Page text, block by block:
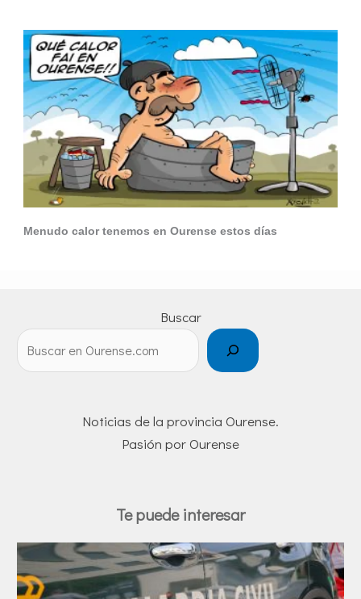
Menudo calor tenemos en Ourense estos días
Buscar
Noticias de la provincia Ourense.
Pasión por Ourense
Te puede interesar